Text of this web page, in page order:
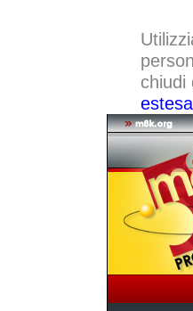
chiudi
estesa